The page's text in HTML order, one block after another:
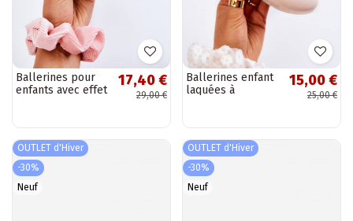
Ballerines pour
enfants avec effet
17,40 €
29,00 €
Ballerines enfant
laquées à
15,00 €
25,00 €
OUTLET d'Hiver
-30%
Neuf
OUTLET d'Hiver
-30%
Neuf